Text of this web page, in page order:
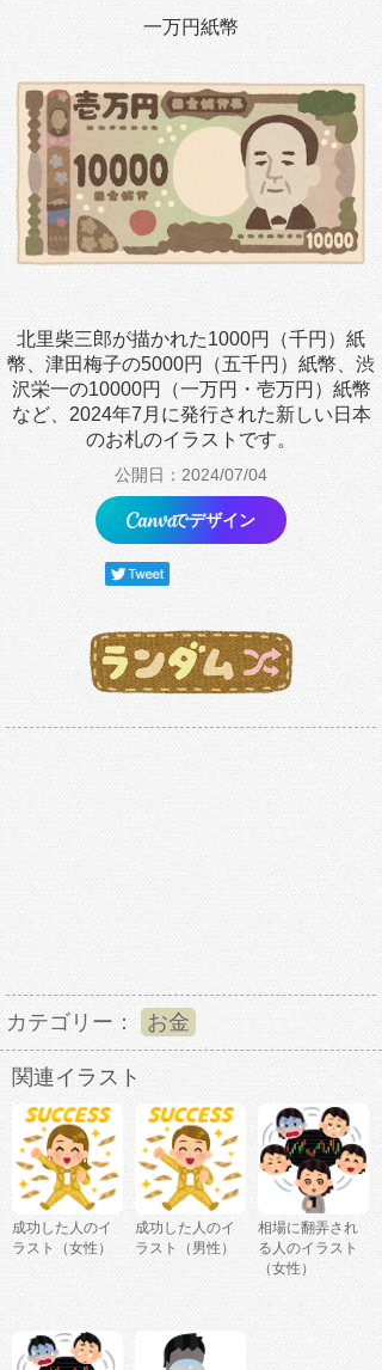
一万円紙幣
北里柴三郎が描かれた1000円（千円）紙
幣、津田梅子の5000円（五千円）紙幣、渋
沢栄一の10000円（一万円・壱万円）紙幣
など、2024年7月に発行された新しい日本
のお札のイラストです。
公開日：2024/07/04
でデザイン
カテゴリー： お金
関連イラスト
成功した人のイ
ラスト（女性）
成功した人のイ
ラスト（男性）
相場に翻弄され
る人のイラスト
（女性）